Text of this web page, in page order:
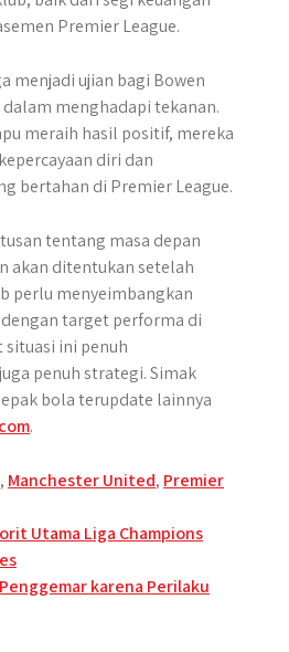
Premier League.
menjadi ujian bagi Bowen
menghadapi tekanan.
meraih hasil positif, mereka
diri dan
bertahan di Premier League.
tentang masa depan
akan ditentukan setelah
perlu menyeimbangkan
target performa di
ini penuh
penuh strategi. Simak
bola terupdate lainnya
.
, Manchester United, Premier
Utama Liga Champions
karena Perilaku